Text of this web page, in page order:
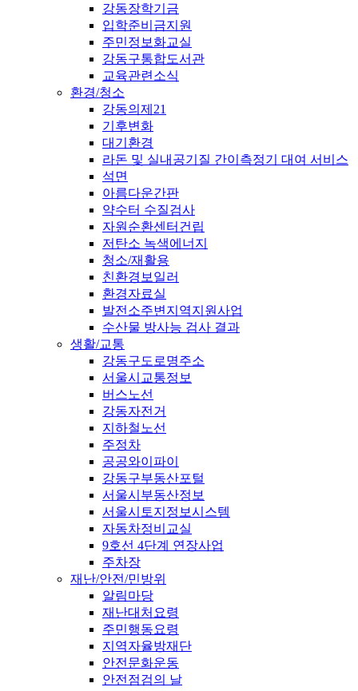
강동장학기금
입학준비금지원
주민정보화교실
강동구통합도서관
교육관련소식
환경/청소
강동의제21
기후변화
대기환경
라돈 및 실내공기질 간이측정기 대여 서비스
석면
아름다운간판
약수터 수질검사
자원순환센터건립
저탄소 녹색에너지
청소/재활용
친환경보일러
환경자료실
발전소주변지역지원사업
수산물 방사능 검사 결과
생활/교통
강동구도로명주소
서울시교통정보
버스노선
강동자전거
지하철노선
주정차
공공와이파이
강동구부동산포털
서울시부동산정보
서울시토지정보시스템
자동차정비교실
9호선 4단계 연장사업
주차장
재난/안전/민방위
알림마당
재난대처요령
주민행동요령
지역자율방재단
안전문화운동
안전점검의 날